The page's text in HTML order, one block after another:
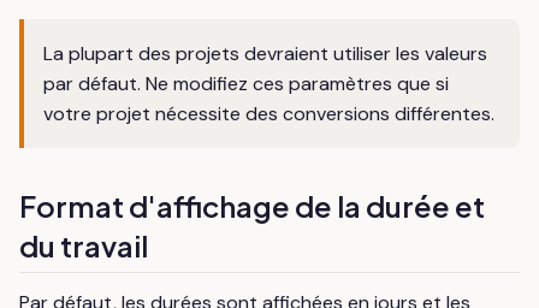
La plupart des projets devraient utiliser les valeurs
par défaut. Ne modifiez ces paramètres que si
votre projet nécessite des conversions différentes.
Format d'affichage de la durée et
du travail
Par défaut, les durées sont affichées en jours et les